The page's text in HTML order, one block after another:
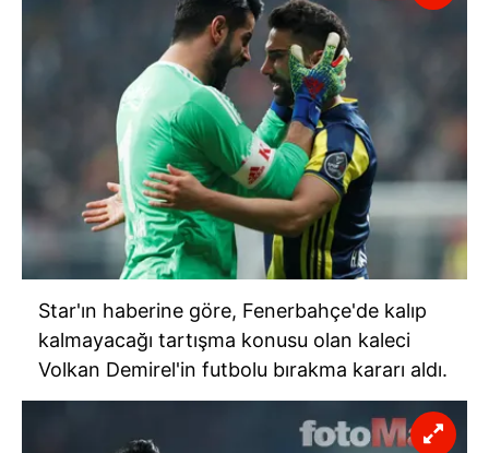
Star'ın haberine göre, Fenerbahçe'de kalıp
kalmayacağı tartışma konusu olan kaleci
Volkan Demirel'in futbolu bırakma kararı aldı.